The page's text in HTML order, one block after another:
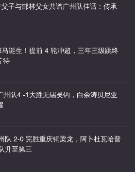
子与郜林父女共谱广州队佳话：传承
诞生！提前 4 轮冲超，三年三级跳终
待
州队4 -1大胜无锡吴钩，白余涛贝尼亚
队 2-0 完胜重庆铜梁龙，阿卜杜瓦哈普
升至第三